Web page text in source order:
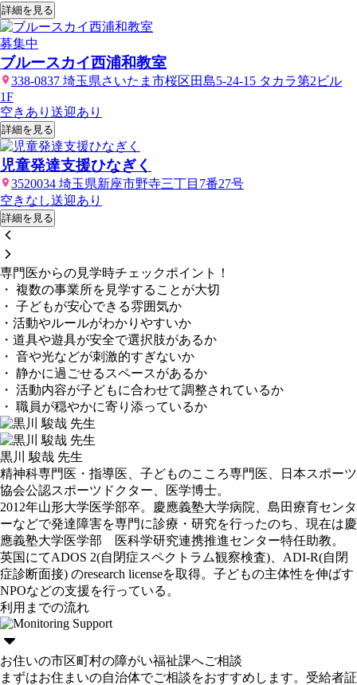
詳細を見る
募集中
ブルースカイ西浦和教室
338-0837 埼玉県さいたま市桜区田島5-24-15 タカラ第2ビル
1F
空きあり 送迎あり
詳細を見る
児童発達支援ひなぎく
3520034 埼玉県新座市野寺三丁目7番27号
空きなし送迎あり
詳細を見る
専門医からの見学時チェックポイント！
・ 複数の事業所を見学することが大切
・ 子どもが安心できる雰囲気か
・活動やルールがわかりやすいか
・道具や遊具が安全で選択肢があるか
・ 音や光などが刺激的すぎないか
・ 静かに過ごせるスペースがあるか
・ 活動内容が子どもに合わせて調整されているか
・ 職員が穏やかに寄り添っているか
黒川 駿哉 先生
精神科専門医・指導医、子どものこころ専門医、日本スポーツ
協会公認スポーツドクター、医学博士。
2012年山形大学医学部卒。慶應義塾大学病院、島田療育センタ
ーなどで発達障害を専門に診療・研究を行ったのち、現在は慶
應義塾大学医学部 医科学研究連携推進センター特任助教。
英国にてADOS 2(自閉症スペクトラム観察検査)、ADI-R(自閉
症診断面接) のresearch licenseを取得。子どもの主体性を伸ばす
NPOなどの支援を行っている。
利用までの流れ
お住いの市区町村の障がい福祉課へご相談
まずはお住まいの自治体でご相談をおすすめします。受給者証